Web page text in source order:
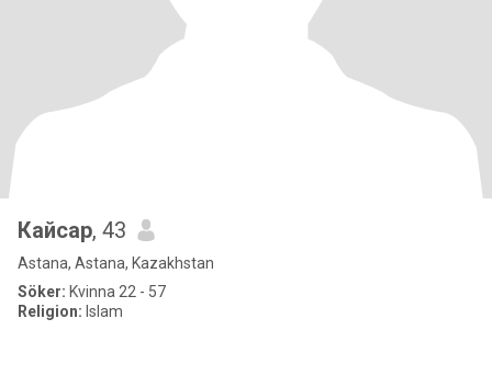
Кайсар, 43
Astana, Astana, Kazakhstan
Söker: Kvinna 22 - 57
Religion: Islam